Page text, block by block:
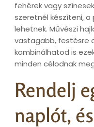
fehérek vagy
szeretnél készíteni,
lehetnek. Művészi
vastagabb, festésre
kombinálhatod is
minden célodnak
Rendelj
naplót,